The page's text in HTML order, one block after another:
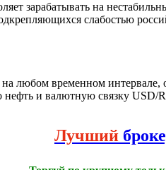
зарабатывать на
слабостью
любом временном интервале,
нефть и валютную связку
Лучший